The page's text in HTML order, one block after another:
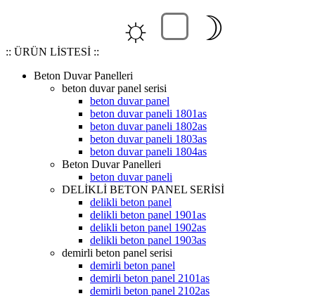
☼ ☽
:: ÜRÜN LİSTESİ ::
Beton Duvar Panelleri
beton duvar panel serisi
beton duvar panel
beton duvar paneli 1801as
beton duvar paneli 1802as
beton duvar paneli 1803as
beton duvar paneli 1804as
Beton Duvar Panelleri
beton duvar paneli
DELİKLİ BETON PANEL SERİSİ
delikli beton panel
delikli beton panel 1901as
delikli beton panel 1902as
delikli beton panel 1903as
demirli beton panel serisi
demirli beton panel
demirli beton panel 2101as
demirli beton panel 2102as